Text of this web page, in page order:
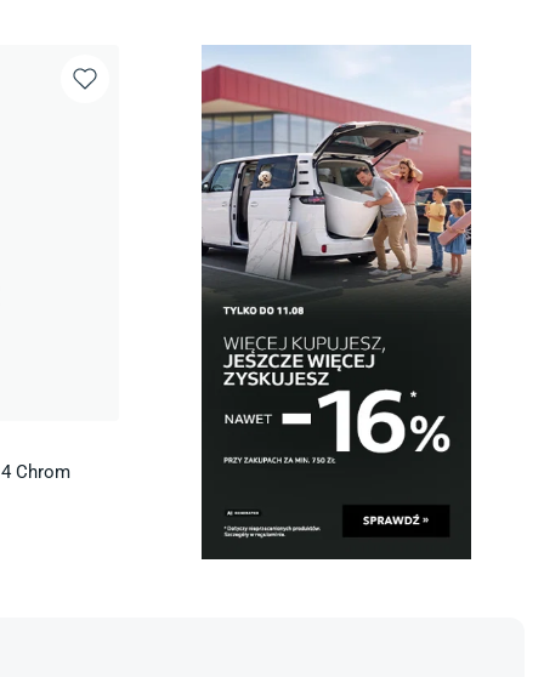
Chrom